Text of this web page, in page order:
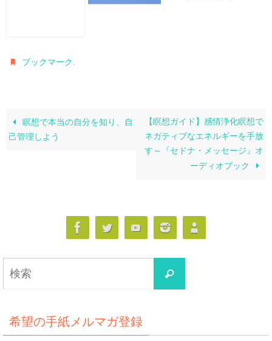
ブックマーク.
瞑想で本当の自分を知り、自
己管理しよう
【瞑想ガイド】感情浄化瞑想で
ネガティブなエネルギーを手放
す～『セドナ・メッセージ』オ
ーディオブック
検
索
希望の手紙メルマガ登録